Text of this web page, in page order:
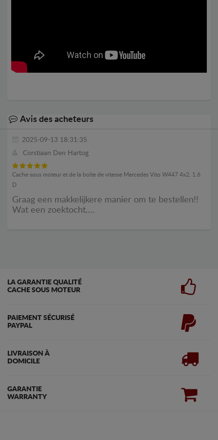
Avis des acheteurs
2025-09-13 18:31:35
Corstiaan Den Hartog
Cache sous moteur et de la boîte de vitesse Mercedes Vito W447 4x2, 1.6
D
Graag een makkelijkere manier om te bestellen!!
Wat een zoektocht….
LA GARANTIE QUALITÉ
CACHE SOUS MOTEUR
PAIEMENT SÉCURISÉ
PAYPAL
LIVRAISON À
DOMICILE
GARANTIE
WARRANTY